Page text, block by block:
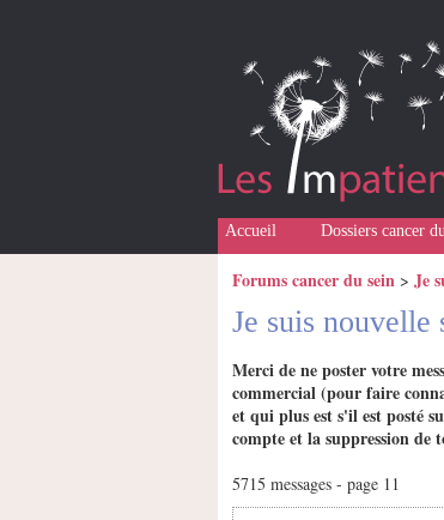
Accueil Dossiers cancer
Forums cancer du sein > Je
Je suis
Merci de ne poster votre
commercial (pour faire
et qui plus est s'il est posté
compte et la suppression de
5715 messages - page 11